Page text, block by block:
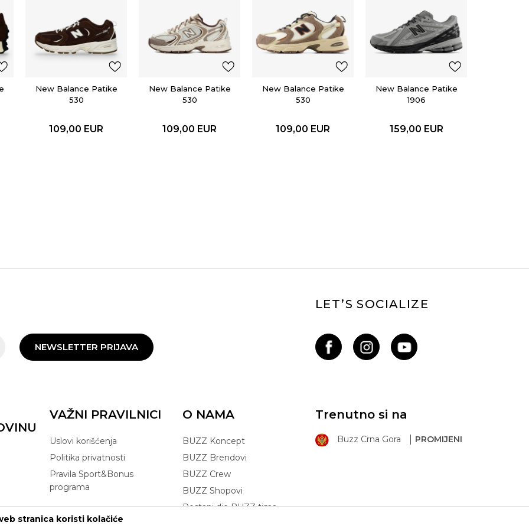
New Balance Patike
530
109,00 EUR
New Balance Patike
530
109,00 EUR
New Balance Patike
530
109,00 EUR
New Balance Patike
1906
159,00 EUR
NEWSLETTER PRIJAVA
LET’S SOCIALIZE
VAŽNI PRAVILNICI
Uslovi korišćenja
Politika privatnosti
Pravila Sport&Bonus
programa
O NAMA
BUZZ Koncept
BUZZ Brendovi
BUZZ Crew
BUZZ Shopovi
Postani dio BUZZ tima
Trenutno si na
Buzz Crna Gora PROMIJENI
stranica koristi kolačiće